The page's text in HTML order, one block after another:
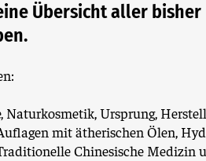
Übersicht aller bisher
Naturkosmetik, Ursprung,
mit ätherischen Ölen,
Chinesische Medizin